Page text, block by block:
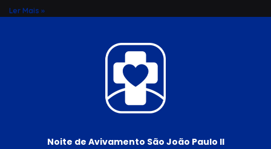
Ler Mais »
Noite de Avivamento São João Paulo II